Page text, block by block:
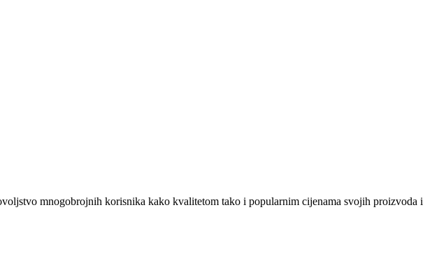
mnogobrojnih korisnika kako kvalitetom tako i popularnim cijenama svojih proizvoda i